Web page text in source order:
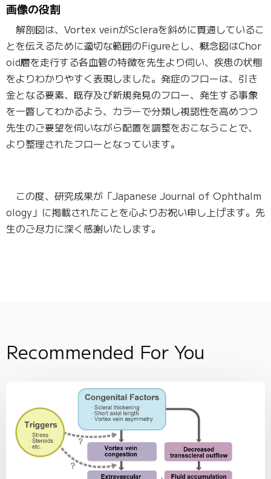
画像の役割
解剖図は、 Vortex veinがScleraを斜めに貫通しているこ
とを伝えるために適切な範囲のFigureとし、概念図はChor
oid層を走行する各血管の特徴を先生より伺い、疾患の状態
をよりわかりやすく表現しました。発症のフローは、引き
金となる要素、既存及び新規発見のフロー、発生する事象
を一瞥してわかるよう、カラーで分類し視認性を高めつつ
先生のご要望を伺いながら配置を調整をおこなうことで、
より整理されたフローとなっています。
この度、研究成果が「Japanese Journal of Ophthalm
ology 」に掲載されたことを心よりお祝い申し上げます。先
生のご尽力に深く感謝いたします。
Recommended For You